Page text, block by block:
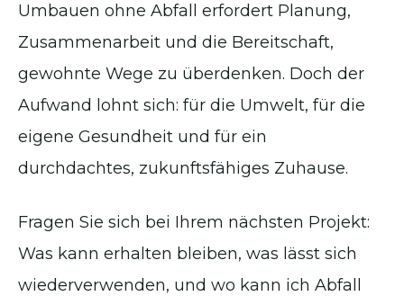
Umbauen ohne Abfall erfordert Planung,
Zusammenarbeit und die Bereitschaft,
gewohnte Wege zu überdenken. Doch der
Aufwand lohnt sich: für die Umwelt, für die
eigene Gesundheit und für ein
durchdachtes, zukunftsfähiges Zuhause.
Fragen Sie sich bei Ihrem nächsten Projekt:
Was kann erhalten bleiben, was lässt sich
wiederverwenden, und wo kann ich Abfall